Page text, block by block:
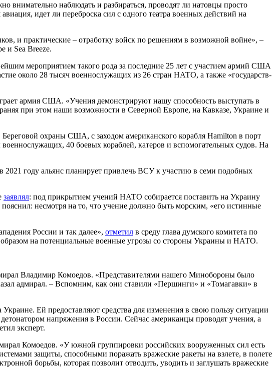
внимательно наблюдать и разбираться, проводят ли натовцы просто
идет ли переброска сил с одного театра военных действий на
и практические – отработку войск по решениям в возможной войне», –
и Sea Breeze.
мероприятием такого рода за последние 25 лет с участием армий США
около 28 тысяч военнослужащих из 26 стран НАТО, а также «государств-
армия США. «Учения демонстрируют нашу способность выступать в
при этом наши возможности в Северной Европе, на Кавказе, Украине и
Береговой охраны США, с заходом американского корабля Hamilton в порт
40 боевых кораблей, катеров и вспомогательных судов. На
году альянс планирует привлечь ВСУ к участию в семи подобных
заявлял: под прикрытием учений НАТО собирается поставить на Украину
несмотря на то, что учение должно быть морским, «его истинные
России и так далее», отметил в среду глава думского комитета по
на потенциальные военные угрозы со стороны Украины и НАТО.
Владимир Комоедов. «Представителями нашего Минобороны было
адмирал. – Вспомним, как они ставили «Першинги» и «Томагавки» в
Украине. Ей предоставляют средства для изменения в свою пользу ситуации
напряжения в России. Сейчас американцы проводят учения, а
эксперт.
Комоедов. «У южной группировки российских вооруженных сил есть
защиты, способными поражать вражеские ракеты на взлете, в полете
борьбы, которая позволит отводить, уводить и заглушать вражеские